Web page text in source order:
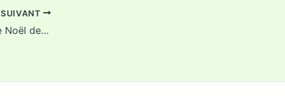
SUIVANT
La célébration de Noël des PS-MS-GS-CP